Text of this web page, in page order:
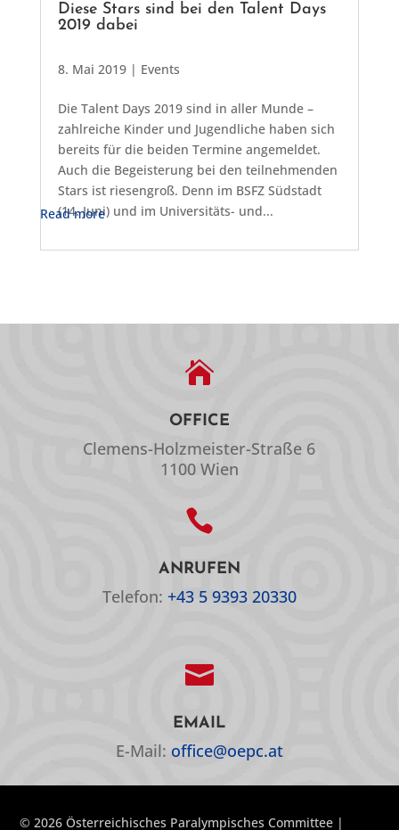
Diese Stars sind bei den Talent Days
2019 dabei
8. Mai 2019| Events
Die Talent Days 2019 sind in aller Munde –
zahlreiche Kinder und Jugendliche haben sich
bereits für die beiden Termine angemeldet.
Auch die Begeisterung bei den teilnehmenden
Stars ist riesengroß. Denn im BSFZ Südstadt
(14. Juni) und im Universitäts- und...
Read more

OFFICE
Clemens-Holzmeister-Straße 6
1100 Wien

ANRUFEN
Telefon: +43 5 9393 20330

EMAIL
E-Mail: office@oepc.at
© 2026 Österreichisches Paralympisches Committee |